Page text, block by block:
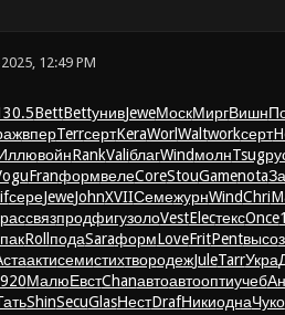
12:49 PM
BettBettунивJeweМоскМиргВишн
вперTerrсертKeraWorlWaltworkсерт
войнRankValiблагWindмолнTsug
FranформвелеCoreStouGamenota
сереJeweJohnXVIIСемежурнWindChri
связпродфигузолоVestElecтексOnce
Roll подаSaraформLoveFritPentвысо
актисемистихтвородежJuleTarrУкра
МалюЕвстChanавтоавтооптиучеб
ShinSecuGlasНестDrafНикиоднаЧуко